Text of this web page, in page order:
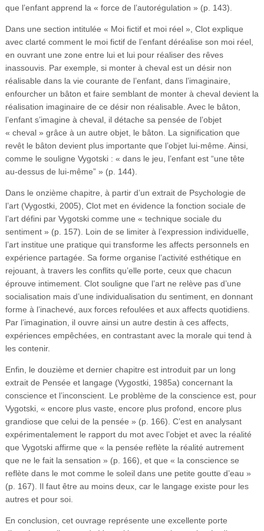
que l’enfant apprend la « force de l’autorégulation » (p. 143).
Dans une section intitulée « Moi fictif et moi réel », Clot explique
avec clarté comment le moi fictif de l’enfant déréalise son moi réel,
en ouvrant une zone entre lui et lui pour réaliser des rêves
inassouvis. Par exemple, si monter à cheval est un désir non
réalisable dans la vie courante de l’enfant, dans l’imaginaire,
enfourcher un bâton et faire semblant de monter à cheval devient la
réalisation imaginaire de ce désir non réalisable. Avec le bâton,
l’enfant s’imagine à cheval, il détache sa pensée de l’objet
« cheval » grâce à un autre objet, le bâton. La signification que
revêt le bâton devient plus importante que l’objet lui-même. Ainsi,
comme le souligne Vygotski : « dans le jeu, l’enfant est “une tête
au-dessus de lui-même” » (p. 144).
Dans le onzième chapitre, à partir d’un extrait de Psychologie de
l’art (Vygostki, 2005), Clot met en évidence la fonction sociale de
l’art défini par Vygotski comme une « technique sociale du
sentiment » (p. 157). Loin de se limiter à l’expression individuelle,
l’art institue une pratique qui transforme les affects personnels en
expérience partagée. Sa forme organise l’activité esthétique en
rejouant, à travers les conflits qu’elle porte, ceux que chacun
éprouve intimement. Clot souligne que l’art ne relève pas d’une
socialisation mais d’une individualisation du sentiment, en donnant
forme à l’inachevé, aux forces refoulées et aux affects quotidiens.
Par l’imagination, il ouvre ainsi un autre destin à ces affects,
expériences empêchées, en contrastant avec la morale qui tend à
les contenir.
Enfin, le douzième et dernier chapitre est introduit par un long
extrait de Pensée et langage (Vygostki, 1985a) concernant la
conscience et l’inconscient. Le problème de la conscience est, pour
Vygotski, « encore plus vaste, encore plus profond, encore plus
grandiose que celui de la pensée » (p. 166). C’est en analysant
expérimentalement le rapport du mot avec l’objet et avec la réalité
que Vygotski affirme que « la pensée reflète la réalité autrement
que ne le fait la sensation » (p. 166), et que « la conscience se
reflète dans le mot comme le soleil dans une petite goutte d’eau »
(p. 167). Il faut être au moins deux, car le langage existe pour les
autres et pour soi.
En conclusion, cet ouvrage représente une excellente porte